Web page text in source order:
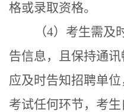
格或录取资格。
（4） 考生需及
告信息，且保持通
应及时告知招聘单
考试任何环节，考生